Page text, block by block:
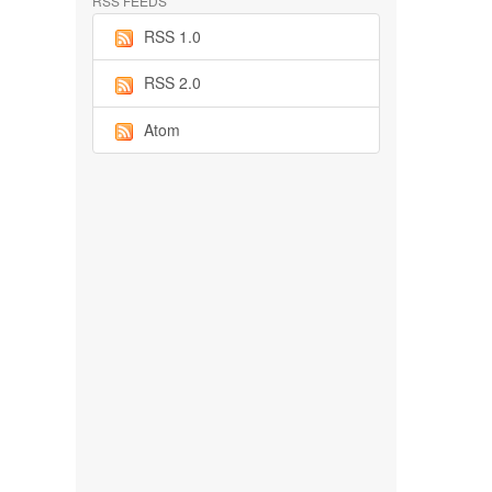
RSS 1.0
RSS 2.0
Atom